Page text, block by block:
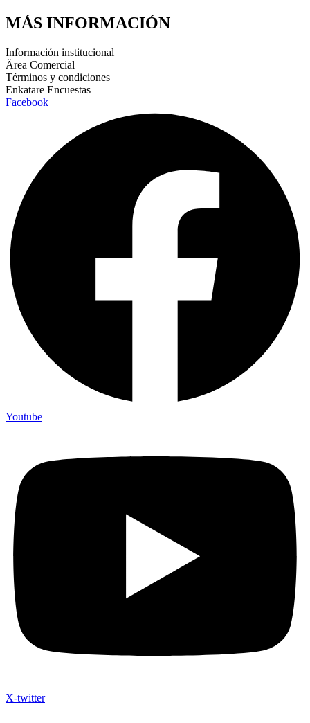
MÁS INFORMACIÓN
Información institucional
Ärea Comercial
Términos y condiciones
Enkatare Encuestas
Facebook
Youtube
X-twitter